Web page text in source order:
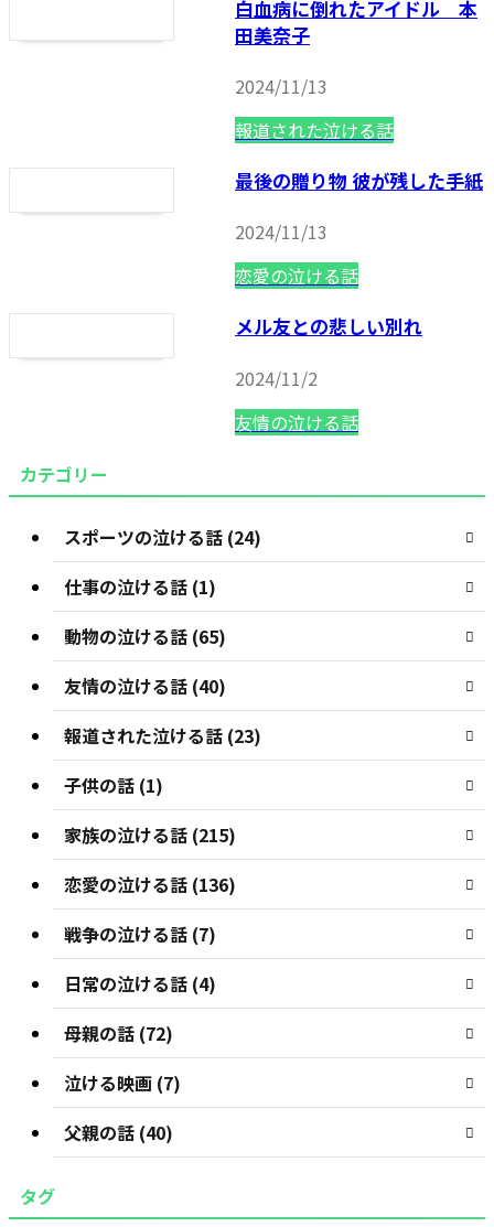
白血病に倒れたアイドル 本
田美奈子
2024/11/13
報道された泣ける話
最後の贈り物 彼が残した手紙
2024/11/13
恋愛の泣ける話
メル友との悲しい別れ
2024/11/2
友情の泣ける話
カテゴリー
スポーツの泣ける話 (24)
仕事の泣ける話 (1)
動物の泣ける話 (65)
友情の泣ける話 (40)
報道された泣ける話 (23)
子供の話 (1)
家族の泣ける話 (215)
恋愛の泣ける話 (136)
戦争の泣ける話 (7)
日常の泣ける話 (4)
母親の話 (72)
泣ける映画 (7)
父親の話 (40)
タグ